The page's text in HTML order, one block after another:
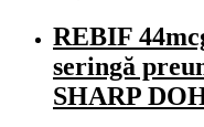
REBIF
seringă
SHARP